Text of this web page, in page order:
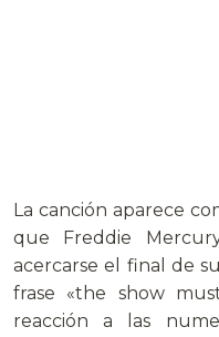
La canción aparece
que Freddie
acercarse el final de
frase «the show
reacción a las